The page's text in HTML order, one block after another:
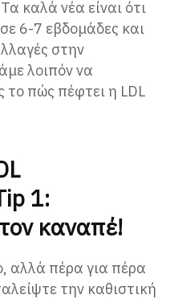
καλά νέα είναι ότι
6-7 εβδομάδες και
στην
λοιπόν να
το πώς πέφτει η LDL
1:
καναπέ!
αλλά πέρα για πέρα
την καθιστική